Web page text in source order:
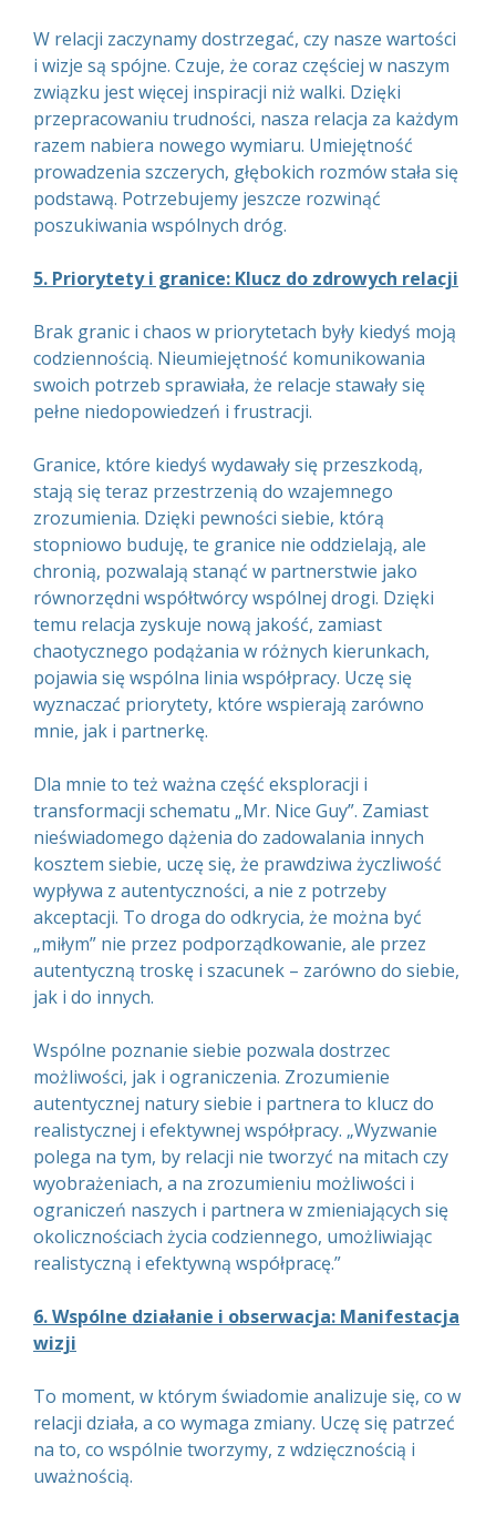
W relacji zaczynamy dostrzegać, czy nasze wartości
i wizje są spójne. Czuje, że coraz częściej w naszym
związku jest więcej inspiracji niż walki. Dzięki
przepracowaniu trudności, nasza relacja za każdym
razem nabiera nowego wymiaru. Umiejętność
prowadzenia szczerych, głębokich rozmów stała się
podstawą. Potrzebujemy jeszcze rozwinąć
poszukiwania wspólnych dróg.
5. Priorytety i granice: Klucz do zdrowych relacji
Brak granic i chaos w priorytetach były kiedyś moją
codziennością. Nieumiejętność komunikowania
swoich potrzeb sprawiała, że relacje stawały się
pełne niedopowiedzeń i frustracji.
Granice, które kiedyś wydawały się przeszkodą,
stają się teraz przestrzenią do wzajemnego
zrozumienia. Dzięki pewności siebie, którą
stopniowo buduję, te granice nie oddzielają, ale
chronią, pozwalają stanąć w partnerstwie jako
równorzędni współtwórcy wspólnej drogi. Dzięki
temu relacja zyskuje nową jakość, zamiast
chaotycznego podążania w różnych kierunkach,
pojawia się wspólna linia współpracy. Uczę się
wyznaczać priorytety, które wspierają zarówno
mnie, jak i partnerkę.
Dla mnie to też ważna część eksploracji i
transformacji schematu „Mr. Nice Guy”. Zamiast
nieświadomego dążenia do zadowalania innych
kosztem siebie, uczę się, że prawdziwa życzliwość
wypływa z autentyczności, a nie z potrzeby
akceptacji. To droga do odkrycia, że można być
„miłym” nie przez podporządkowanie, ale przez
autentyczną troskę i szacunek – zarówno do siebie,
jak i do innych.
Wspólne poznanie siebie pozwala dostrzec
możliwości, jak i ograniczenia. Zrozumienie
autentycznej natury siebie i partnera to klucz do
realistycznej i efektywnej współpracy. „Wyzwanie
polega na tym, by relacji nie tworzyć na mitach czy
wyobrażeniach, a na zrozumieniu możliwości i
ograniczeń naszych i partnera w zmieniających się
okolicznościach życia codziennego, umożliwiając
realistyczną i efektywną współpracę.”
6. Wspólne działanie i obserwacja: Manifestacja
wizji
To moment, w którym świadomie analizuje się, co w
relacji działa, a co wymaga zmiany. Uczę się patrzeć
na to, co wspólnie tworzymy, z wdzięcznością i
uważnością.